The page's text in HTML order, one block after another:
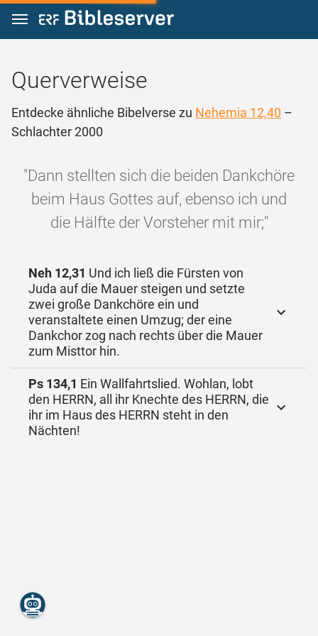
Zum Inhalt springen
Querverweise
Entdecke ähnliche Bibelverse zu Nehemia 12,40 –
Schlachter 2000
"Dann stellten sich die beiden Dankchöre
beim Haus Gottes auf, ebenso ich und
die Hälfte der Vorsteher mit mir;"
Neh 12,31 Und ich ließ die Fürsten von
Juda auf die Mauer steigen und setzte
zwei große Dankchöre ein und
veranstaltete einen Umzug; der eine
Dankchor zog nach rechts über die Mauer
zum Misttor hin.
Ps 134,1 Ein Wallfahrtslied. Wohlan, lobt
den HERRN, all ihr Knechte des HERRN, die
ihr im Haus des HERRN steht in den
Nächten!